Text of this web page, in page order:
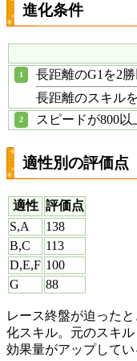
進化条件
長距離のG1を2
長距離のスキル
スピードが800以
適性別の評価点
適性 評価点
S,A
138
B,C
113
D,E,F 100
G
88
レース終盤が迫った
化スキル。元のスキ
効果量がアップしてい